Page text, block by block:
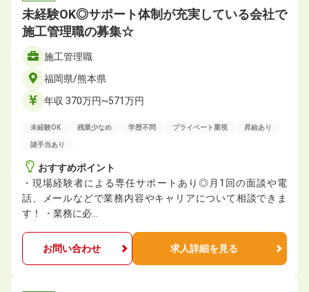
未経験OK◎サポート体制が充実している会社で
施工管理職の募集☆
施工管理職
福岡県/熊本県
年収 370万円~571万円
未経験OK 残業少なめ 学歴不問 プライベート重視 昇給あり
諸手当あり
おすすめポイント
・現場経験者による専任サポートあり◎月1回の面談や電
話、メールなどで業務内容やキャリアについて相談できま
す！ ・業務に必…
お問い合わせ 求人詳細を見る